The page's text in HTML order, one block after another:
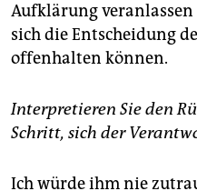
verlag
veranstaltungen
fragen & hilfe
Aufklärung
sich die Entscheidung
offenhalten können.
Interpretieren Sie den
Schritt, sich der
Ich würde ihm nie